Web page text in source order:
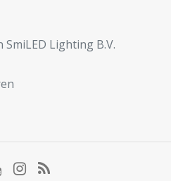
Lighting B.V.